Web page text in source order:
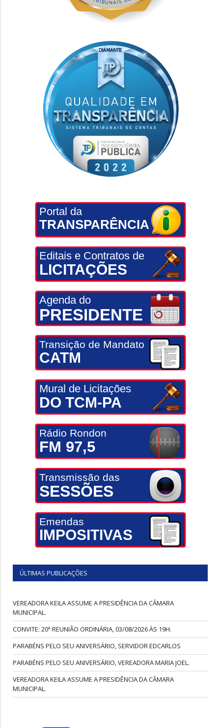
Portal da
TRANSPARÊNCIA
Editais e Contratos de
LICITAÇÕES
Agenda do
PRESIDENTE
Transição de Mandato
CATM
Mural de Licitações
DO TCM-PA
Rádio Rondon
FM 97,5
Transmissão das
SESSÕES
Emendas
IMPOSITIVAS
ÚLTIMAS PUBLICAÇÕES
VEREADORA KEILA ASSUME A PRESIDÊNCIA DA CÂMARA
MUNICIPAL.
CONVITE: 20ª REUNIÃO ORDINÁRIA, 03/08/2026 ÀS 19H.
PARABÉNS PELO SEU ANIVERSÁRIO, SERVIDOR EDCARLOS
PARABÉNS PELO SEU ANIVERSÁRIO, VEREADORA MARIA JOEL.
VEREADORA KEILA ASSUME A PRESIDÊNCIA DA CÂMARA
MUNICIPAL.